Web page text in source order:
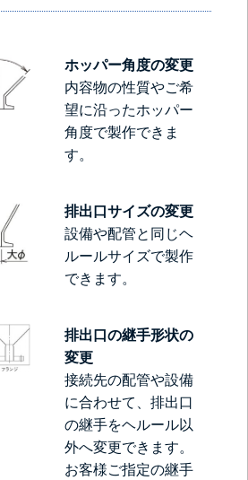
ホッパー角度の変更
内容物の性質やご希
望に沿ったホッパー
角度で製作できま
す。
排出口サイズの変更
設備や配管と同じヘ
ルールサイズで製作
できます。
排出口の継手形状の
変更
接続先の配管や設備
に合わせて、排出口
の継手をヘルール以
外へ変更できます。
お客様ご指定の継手